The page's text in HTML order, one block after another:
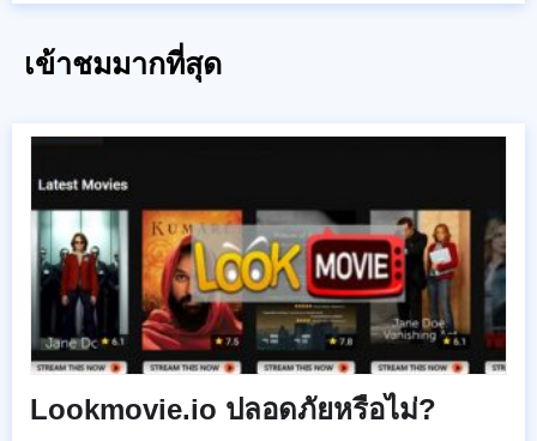
เข้าชมมากที่สุด
Lookmovie.io ปลอดภัยหรือไม่?